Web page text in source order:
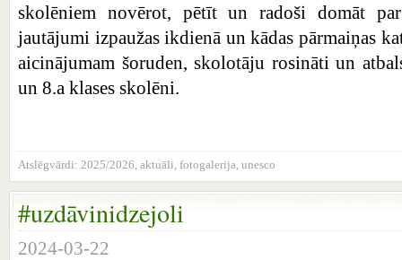
skolēniem novērot, pētīt un radoši domāt
jautājumi izpaužas ikdienā un kādas pārmaiņas
aicinājumam šoruden, skolotāju rosināti un
un 8.a klases skolēni.
Atslēgvārdi: 2025/2026 aktuāli fotogalerija unesco
#uzdāvinidzejoli
2024-03-22